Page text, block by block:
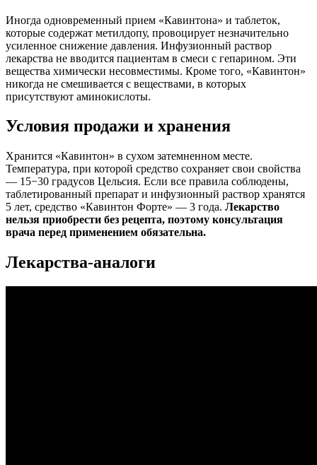
Иногда одновременный прием «Кавинтона» и таблеток,
которые содержат метилдопу, провоцирует незначительно
усиленное снижение давления. Инфузионный раствор
лекарства не вводится пациентам в смеси с гепарином. Эти
вещества химически несовместимы. Кроме того, «Кавинтон»
никогда не смешивается с веществами, в которых
присутствуют аминокислоты.
Условия продажи и хранения
Хранится «Кавинтон» в сухом затемненном месте.
Температура, при которой средство сохраняет свои свойства
— 15−30 градусов Цельсия. Если все правила соблюдены,
таблетированный препарат и инфузионный раствор хранятся
5 лет, средство «Кавинтон Форте» — 3 года. Лекарство
нельзя приобрести без рецепта, поэтому консультация
врача перед применением обязательна.
Лекарства-аналоги